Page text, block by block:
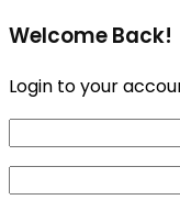
Welcome Back!
Login to your